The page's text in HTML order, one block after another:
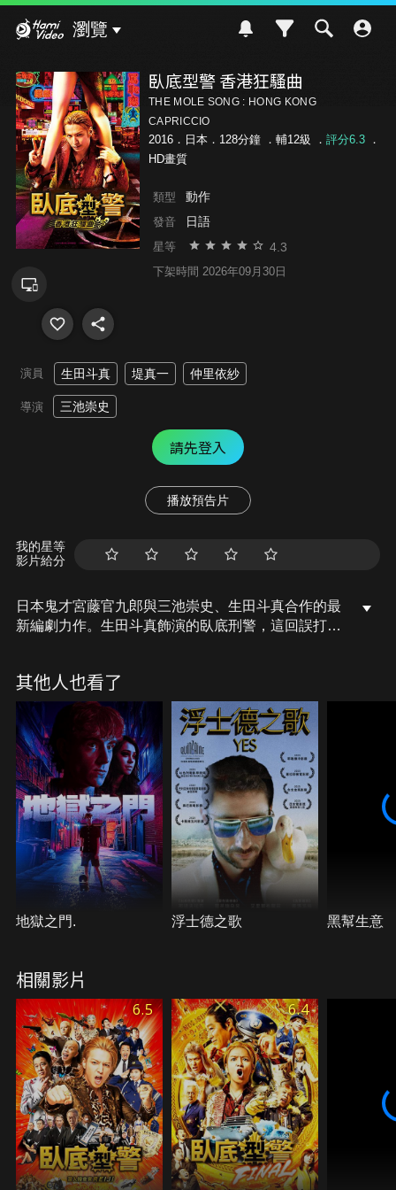
瀏覽
臥底型警 香港狂騷曲
THE MOLE SONG : HONG KONG
CAPRICCIO
2016．日本．128分鐘 ． 輔12級 ． 評分6.3．
HD畫質
類型 動作
發音 日語
星等 4.3
下架時間 2026年09月30日
演員 生田斗真 堤真一 仲里依紗
導演 三池崇史
請先登入
播放預告片
我的星等
影片給分
日本鬼才宮藤官九郎與三池崇史、生田斗真合作的最
新編劇力作。生田斗真飾演的臥底刑警，這回誤打誤
其他人也看了
地獄之門. 浮士德之歌 黑幫生意
相關影片
6.5 6.4